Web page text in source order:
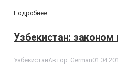
Подробнее
Узбекистан: законом
УзбекистанАвтор: German